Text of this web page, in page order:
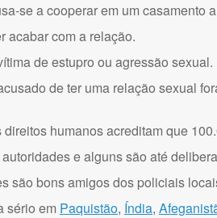
se a cooperar em um casamento
acabar com a relação.
de estupro ou agressão sexual.
de ter uma relação sexual
humanos acreditam que
e alguns são até
são bons amigos dos policiais
sério em Paquistão, Índia,